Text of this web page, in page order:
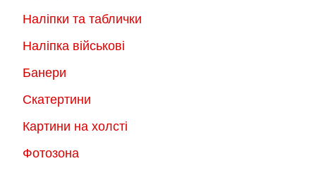
Наліпки та таблички
Наліпка військові
Банери
Скатертини
Картини на холсті
Фотозона